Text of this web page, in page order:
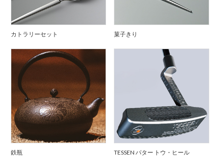
カトラリーセット 菓子きり
鉄瓶 TESSEN パター トウ・ヒール